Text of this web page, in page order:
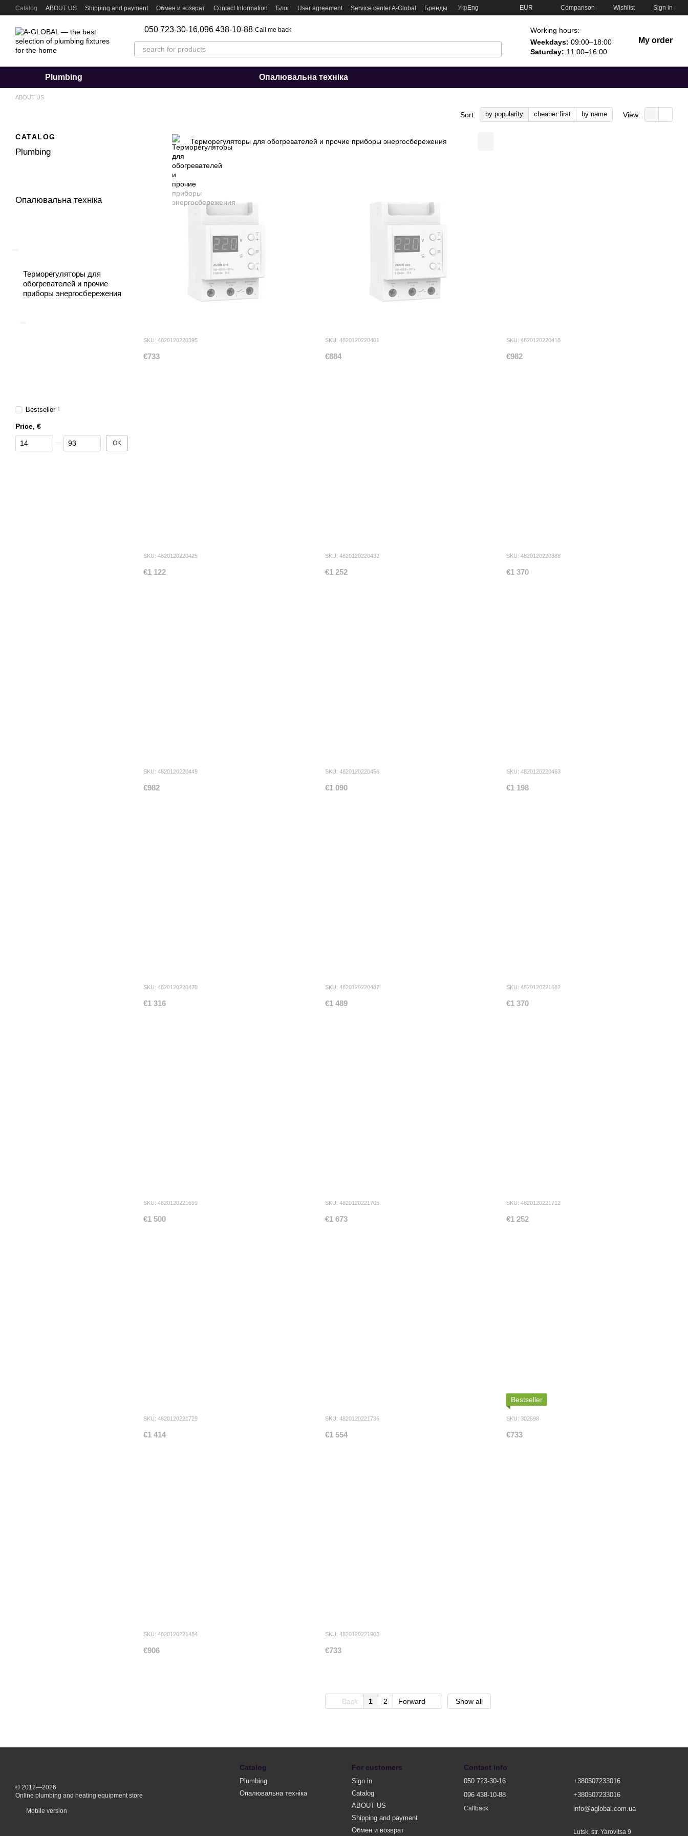
Skip to main content
Catalog ABOUT US Shipping and payment Обмен и возврат Contact Information Блог User agreement Service center A-Global Бренды Укр Eng EUR Comparison Wishlist Sign in
050 723-30-16,096 438-10-88 Call me back
Working hours:
Weekdays: 09:00–18:00
Saturday: 11:00–16:00
My order
Plumbing Опалювальна техніка
ABOUT US
Sort: by popularity cheaper first by name View:
Терморегуляторы для обогревателей и прочие приборы энергосбережения
SKU: 4820120220395
€733
SKU: 4820120220401
€884
SKU: 4820120220418
€982
SKU: 4820120220425
€1 122
SKU: 4820120220432
€1 252
SKU: 4820120220388
€1 370
SKU: 4820120220449
€982
SKU: 4820120220456
€1 090
SKU: 4820120220463
€1 198
SKU: 4820120220470
€1 316
SKU: 4820120220487
€1 489
SKU: 4820120221682
€1 370
SKU: 4820120221699
€1 500
SKU: 4820120221705
€1 673
SKU: 4820120221712
€1 252
SKU: 4820120221729
€1 414
SKU: 4820120221736
€1 554
Bestseller
SKU: 302698
€733
SKU: 4820120221484
€906
SKU: 4820120221903
€733
Back 1 2 Forward Show all
CATALOG
Plumbing
Опалювальна техніка
Терморегуляторы для
обогревателей и прочие
приборы энергосбережения
Bestseller 1
Price, €
From Price, €
To Price, € OK
© 2012—2026
Online plumbing and heating equipment store
Mobile version
Catalog
Plumbing
Опалювальна техніка
For customers
Sign in
Catalog
ABOUT US
Shipping and payment
Обмен и возврат
Contact info
050 723-30-16
096 438-10-88
Callback
+380507233016
+380507233016
info@aglobal.com.ua
Lutsk, str. Yarovitsa 9